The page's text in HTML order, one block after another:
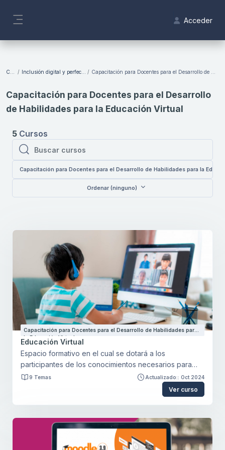
Acceder
Bloques
Inclusión digital y perfeccionamiento docente
Capacitación para Docentes para el Desarrollo
de Habilidades para la Educación Virtual
5 Cursos
Buscar cursos
Buscar cursos
Capacitación para Docentes para el Desarrollo de Habilidades para la
Ordenar (ninguno)
Capacitación para Docentes para el Desarrollo de Habilidades para
la Educación Virtual
Educación Virtual
Espacio formativo en el cual se dotará a los
participantes de los conocimientos necesarios para
crear y diseñar planes formativos desde una
comprensión clara de los principios y fundamentos de
la educación en modalidad virtual, haciendo un
distancia por correo tradicional hasta el uso del
multimedia, la hipertextualidad y la interactividad. El
curso hace énfasis en los nuevos roles que deben
9 Temas Actualizado:: Oct 2024
Ver curso